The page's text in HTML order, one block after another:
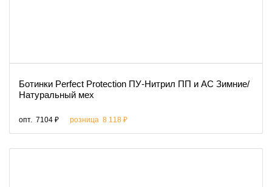
Ботинки Perfect Protection ПУ-Нитрил ПП и АС Зимние/
Натуральный мех
опт. 7104 ₽ розница 8 118 ₽